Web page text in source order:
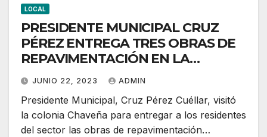
LOCAL
PRESIDENTE MUNICIPAL CRUZ
PÉREZ ENTREGA TRES OBRAS DE
REPAVIMENTACIÓN EN LA
COLONIA CHAVEÑA
JUNIO 22, 2023 ADMIN
Presidente Municipal, Cruz Pérez Cuéllar, visitó
la colonia Chaveña para entregar a los residentes
del sector las obras de repavimentación…